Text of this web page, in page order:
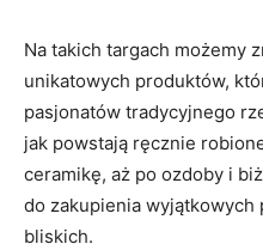
Na takich targach możemy
unikatowych produktów,
pasjonatów tradycyjnego
jak powstają ręcznie
ceramikę, ​aż po ozdoby i
do zakupienia
‌bliskich.